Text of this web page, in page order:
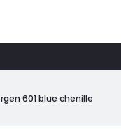
601 blue chenille
el banner de cookies